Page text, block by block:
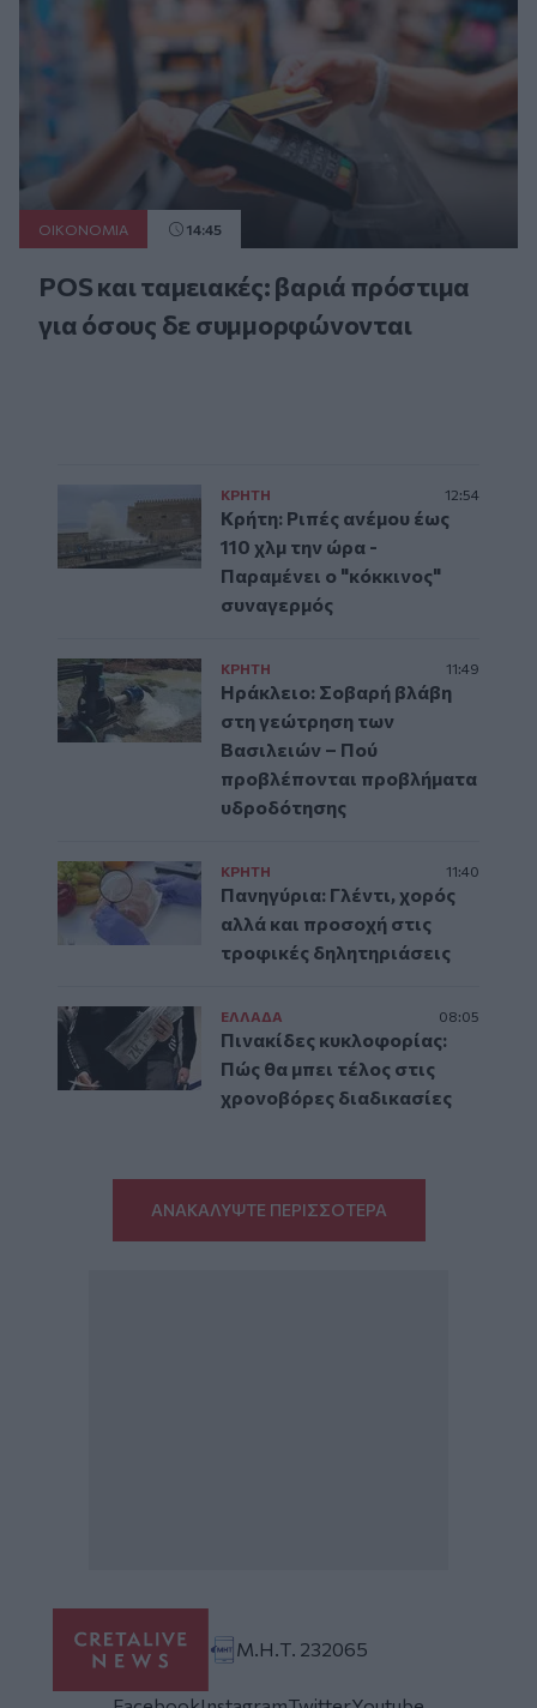
ΟΙΚΟΝΟΜΙΑ 14:45
POS και ταμειακές: βαριά πρόστιμα
για όσους δε συμμορφώνονται
ΚΡΗΤΗ 12:54
Κρήτη: Ριπές ανέμου έως
110 χλμ την ώρα -
Παραμένει ο "κόκκινος"
συναγερμός
ΚΡΗΤΗ 11:49
Ηράκλειο: Σοβαρή βλάβη
στη γεώτρηση των
Βασιλειών – Πού
προβλέπονται προβλήματα
υδροδότησης
ΚΡΗΤΗ 11:40
Πανηγύρια: Γλέντι, χορός
αλλά και προσοχή στις
τροφικές δηλητηριάσεις
ΕΛΛAΔΑ 08:05
Πινακίδες κυκλοφορίας:
Πώς θα μπει τέλος στις
χρονοβόρες διαδικασίες
ΑΝΑΚΑΛΥΨΤΕ ΠΕΡΙΣΣΟΤΕΡΑ
Μ.Η.Τ. 232065